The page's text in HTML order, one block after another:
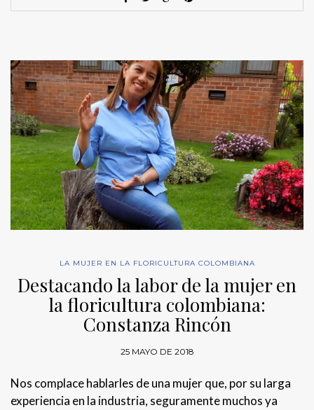
LA MUJER EN LA FLORICULTURA COLOMBIANA
Destacando la labor de la mujer en
la floricultura colombiana:
Constanza Rincón
25 MAYO DE 2018
Nos complace hablarles de una mujer que, por su larga
experiencia en la industria, seguramente muchos ya